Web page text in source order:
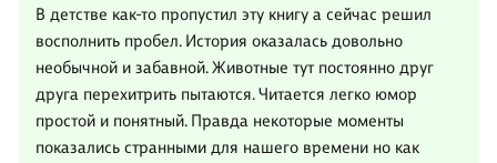
В детстве как-то пропустил эту книгу а сейчас решил
восполнить пробел. История оказалась довольно
необычной и забавной. Животные тут постоянно друг
друга перехитрить пытаются. Читается легко юмор
простой и понятный. Правда некоторые моменты
показались странными для нашего времени но как